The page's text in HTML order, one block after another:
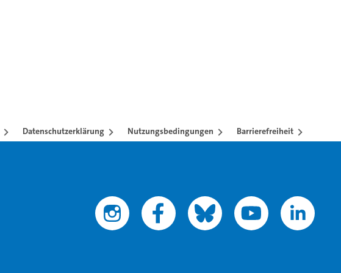
Datenschutzerklärung Nutzungsbedingungen Barrierefreiheit